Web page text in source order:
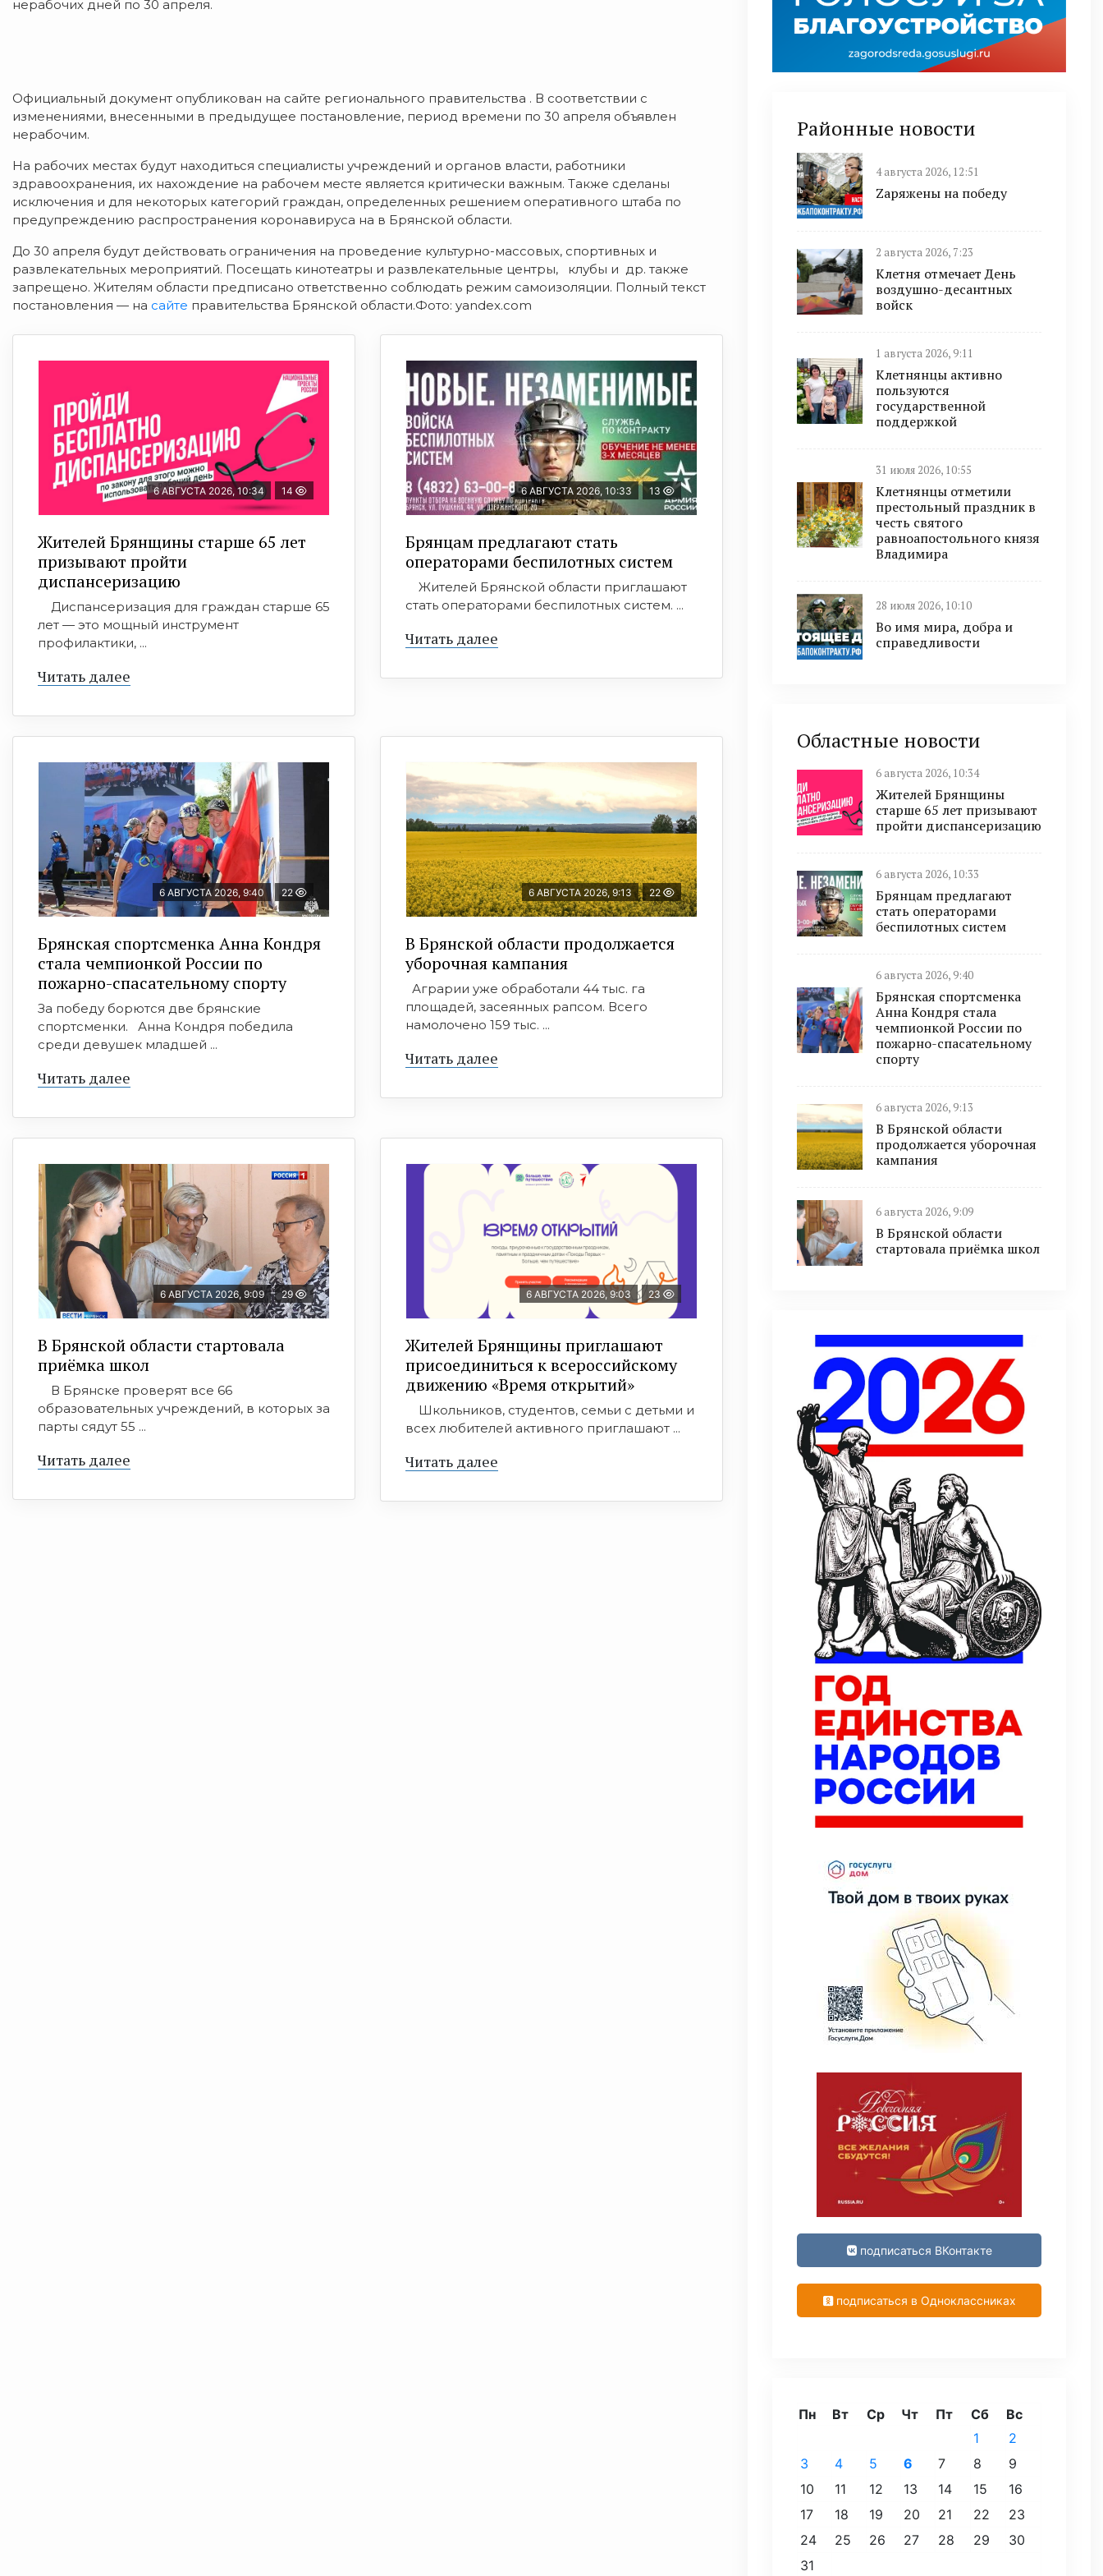
нерабочих дней по 30 апреля.
Официальный документ опубликован на сайте регионального правительства . В соответствии с
изменениями, внесенными в предыдущее постановление, период времени по 30 апреля объявлен
нерабочим.
На рабочих местах будут находиться специалисты учреждений и органов власти, работники
здравоохранения, их нахождение на рабочем месте является критически важным. Также сделаны
исключения и для некоторых категорий граждан, определенных решением оперативного штаба по
предупреждению распространения коронавируса на в Брянской области.
До 30 апреля будут действовать ограничения на проведение культурно-массовых, спортивных и
развлекательных мероприятий. Посещать кинотеатры и развлекательные центры, клубы и др. также
запрещено. Жителям области предписано ответственно соблюдать режим самоизоляции. Полный текст
постановления — на сайте правительства Брянской области.Фото: yandex.com
6 АВГУСТА 2026, 10:34 14
Жителей Брянщины старше 65 лет
призывают пройти
диспансеризацию
Диспансеризация для граждан старше 65
лет — это мощный инструмент
профилактики, ...
Читать далее
6 АВГУСТА 2026, 10:33 13
Брянцам предлагают стать
оперaторами бeспилотных систeм
Жителей Брянской области приглашают
стать операторами беспилотных систем. ...
Читать далее
6 АВГУСТА 2026, 9:40 22
Брянская спортсменка Анна Кондря
стала чемпионкой России по
пожарно-спасательному спорту
За победу борются две брянские
спортсменки. Анна Кондря победила
среди девушек младшей ...
Читать далее
6 АВГУСТА 2026, 9:13 22
В Брянской области продолжается
уборочная кампания
Аграрии уже обработали 44 тыс. га
площадей, засеянных рапсом. Всего
намолочено 159 тыс. ...
Читать далее
6 АВГУСТА 2026, 9:09 29
В Брянской области стартовала
приёмка школ
В Брянске проверят все 66
образовательных учреждений, в которых за
парты сядут 55 ...
Читать далее
6 АВГУСТА 2026, 9:03 23
Жителей Брянщины приглашают
присоединиться к всероссийскому
движению «Время открытий»
Школьников, студентов, семьи с детьми и
всех любителей активного приглашают ...
Читать далее
Районные новости
4 августа 2026, 12:51
Zаряжены на победу
2 августа 2026, 7:23
Клетня отмечает День
воздушно-десантных
войск
1 августа 2026, 9:11
Клетнянцы активно
пользуются
государственной
поддержкой
31 июля 2026, 10:55
Клетнянцы отметили
престольный праздник в
честь святого
равноапостольного князя
Владимира
28 июля 2026, 10:10
Во имя мира, добра и
справедливости
Областные новости
6 августа 2026, 10:34
Жителей Брянщины
старше 65 лет призывают
пройти диспансеризацию
6 августа 2026, 10:33
Брянцам предлагают
стать оперaторами
бeспилотных систeм
6 августа 2026, 9:40
Брянская спортсменка
Анна Кондря стала
чемпионкой России по
пожарно-спасательному
спорту
6 августа 2026, 9:13
В Брянской области
продолжается уборочная
кампания
6 августа 2026, 9:09
В Брянской области
стартовала приёмка школ
подписаться ВКонтакте
подписаться в Одноклассниках
Пн Вт Ср Чт Пт Сб
Вс
1
2
3
4 5 6 7 8
9
10
11 12 13 14 15
16
17
18 19 20 21 22
23
24
25 26 27 28 29
30
31